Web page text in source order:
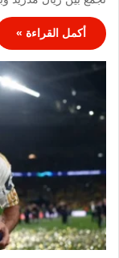
أكمل القراءة »